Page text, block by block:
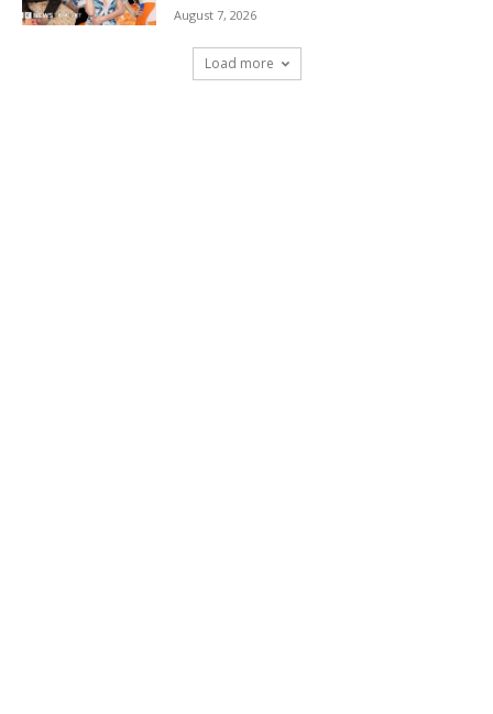
August 7, 2026
Load more